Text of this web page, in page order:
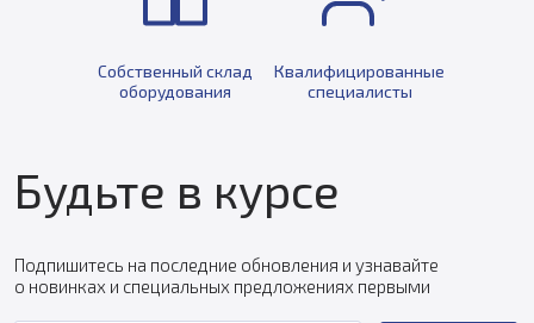
Собственный склад
оборудования
Квалифицированные
специалисты
Будьте в курсе
Подпишитесь на последние обновления и узнавайте
о новинках и специальных предложениях первыми